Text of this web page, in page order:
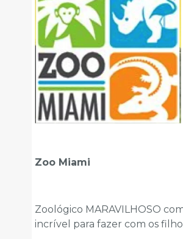
Zoo Miami
Zoológico MARAVILHOSO
incrível para fazer com os